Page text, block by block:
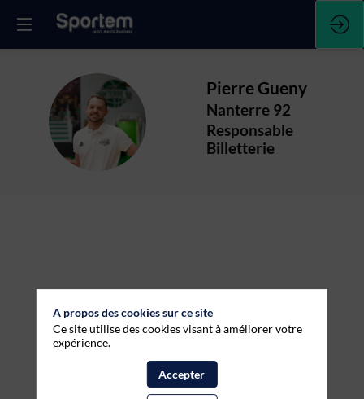
PG
PierreGueny
Nanterre 92
Responsable
Billetterie
A propos des cookies sur ce site
Ce site utilise des cookies visant à améliorer votre
expérience.
Accepter